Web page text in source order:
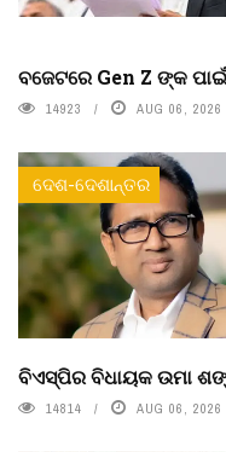
ବଜେଟରେ Gen Z ଙ୍କ
14923 AUG 06, 2026
ଦେଶ-ଦେଶାନ୍ତର
ବିଏସ୍‌ପିର ବିଧାୟକ ଉମା
14814 AUG 06, 2026